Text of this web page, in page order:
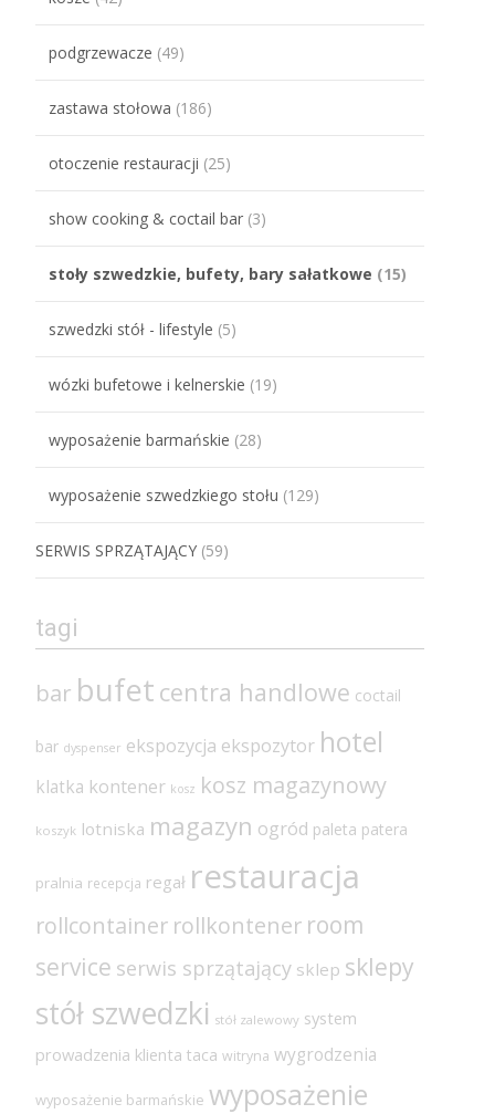
podgrzewacze (49)
zastawa stołowa (186)
otoczenie restauracji (25)
show cooking & coctail bar (3)
stoły szwedzkie, bufety, bary sałatkowe (15)
szwedzki stół - lifestyle (5)
wózki bufetowe i kelnerskie (19)
wyposażenie barmańskie (28)
wyposażenie szwedzkiego stołu (129)
SERWIS SPRZĄTAJĄCY (59)
tagi
bar bufet centra handlowe coctail
bar dyspenser ekspozycja ekspozytor hotel
klatka kontener kosz kosz magazynowy
koszyk lotniska magazyn ogród paleta patera
pralnia recepcja regał restauracja
rollcontainer rollkontener room
service serwis sprzątający sklep sklepy
stół szwedzki stół zalewowy system
prowadzenia klienta taca witryna wygrodzenia
wyposażenie barmańskie wyposażenie